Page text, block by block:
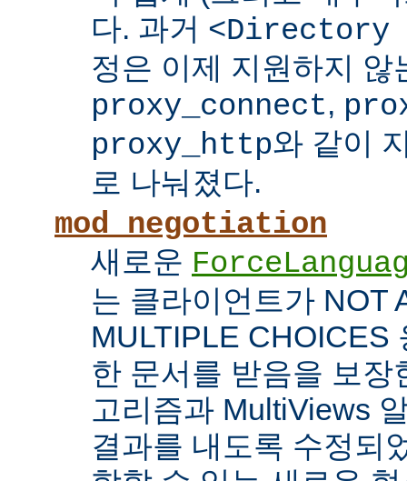
다. 과거
정은 이제 지원하지 않
proxy_connect,
proxy_http와 같이
로 나눠졌다.
mod_negotiation
새로운
는 클라이언트가 NOT
MULTIPLE CHOICES
한 문서를 받음을 보장
고리즘과 MultiViews
결과를 내도록 수정되